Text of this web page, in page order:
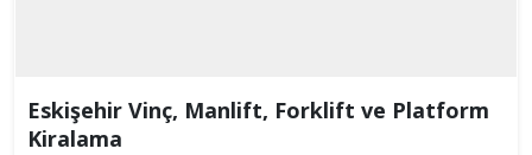
Eskişehir Vinç, Manlift, Forklift ve Platform
Kiralama